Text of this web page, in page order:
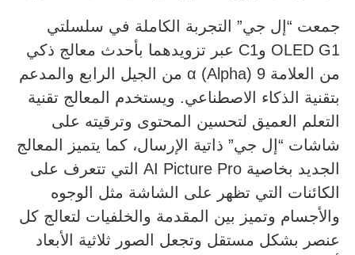
جمعت “إل جي” التجربة الكاملة في سلسلتي
OLED G1 وC1 عبر تزويدهما بأحدث معالج ذكي
من العلامة α (Alpha) 9 من الجيل الرابع والمدعم
بتقنية الذكاء الاصطناعي. ويستخدم المعالج تقنية
التعلم العميق لتحسين المحتوى وترقيته على
شاشات “إل جي” ذاتية الإرسال، كما يتميز المعالج
الجديد بخاصية AI Picture Pro التي تتعرف على
الكائنات التي تظهر على الشاشة مثل الوجوه
والأجسام وتميز بين المقدمة والخلفيات لتعالج كل
عنصر بشكل مستقل وتجعل الصور ثلاثية الأبعاد